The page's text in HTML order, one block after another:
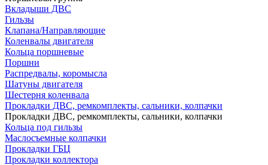
Вкладыши ДВС
Гильзы
Клапана/Направляющие
Коленвалы двигателя
Кольца поршневые
Поршни
Распредвалы, коромысла
Шатуны двигателя
Шестерня коленвала
Прокладки ДВС, ремкомплекты, сальники, колпачки
Прокладки ДВС, ремкомплекты, сальники, колпачки
Кольца под гильзы
Маслосъемные колпачки
Прокладки ГБЦ
Прокладки коллектора